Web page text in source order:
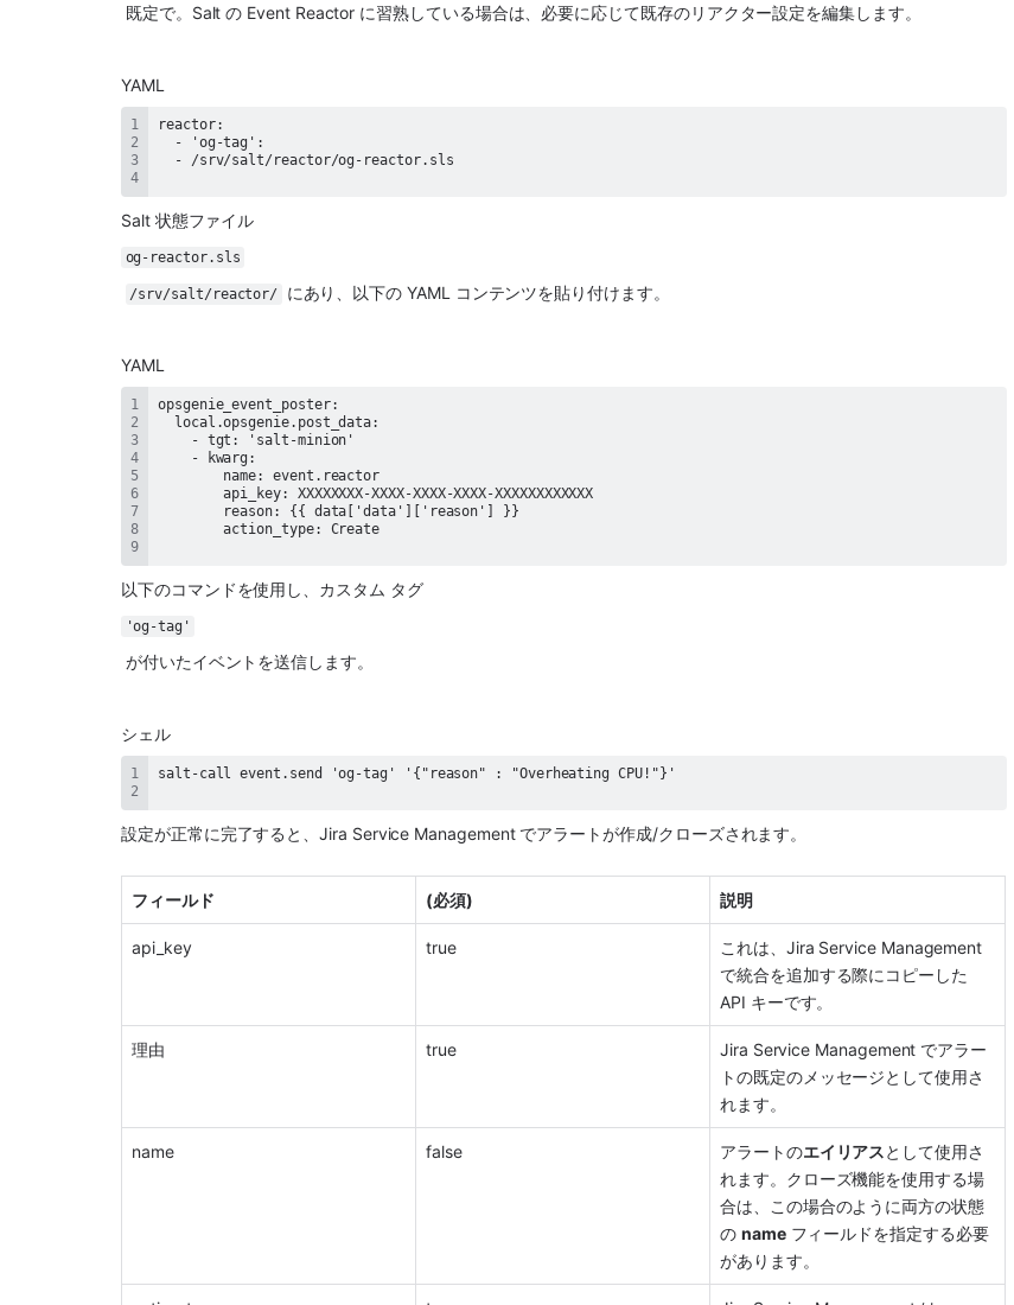
既定で。Salt の Event Reactor に習熟している場合は、必要に応じて既存のリアクター設定を編集します。
YAML
Salt 状態ファイル
og-reactor.sls
/srv/salt/reactor/ にあり、以下の YAML コンテンツを貼り付けます。
YAML
以下のコマンドを使用し、カスタム タグ
'og-tag'
が付いたイベントを送信します。
シェル
設定が正常に完了すると、Jira Service Management でアラートが作成/クローズされます。
フィールド (必須) 説明
api_key true これは、 Jira Service Management
で統合を追加する際にコピーした
API キーです。
理由 true Jira Service Management でアラー
トの既定のメッセージとして使用さ
れます。
name false アラートのエイリアスとして使用さ
れます。クローズ機能を使用する場
合は、この場合のように両方の状態
の name フィールドを指定する必要
があります。